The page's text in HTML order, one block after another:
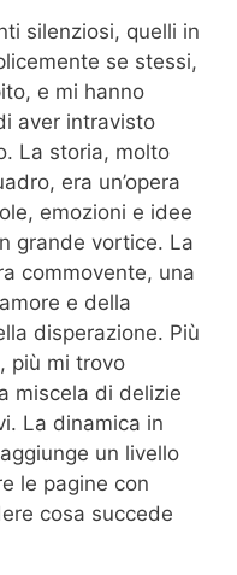
silenziosi, quelli in
se stessi,
e mi hanno
aver intravisto
La storia, molto
era un’opera
emozioni e idee
grande vortice. La
commovente, una
e della
disperazione. Più
più mi trovo
miscela di delizie
La dinamica in
un livello
le pagine con
cosa succede